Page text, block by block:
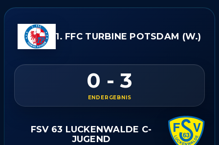
1. FFC TURBINE POTSDAM (W.)
0 - 3
ENDERGEBNIS
FSV 63 LUCKENWALDE C-
JUGEND